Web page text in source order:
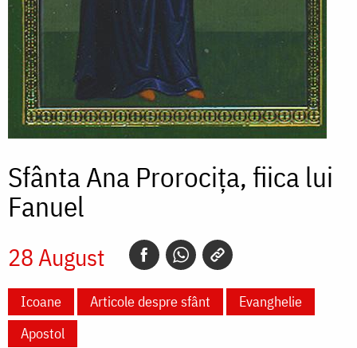
Sfânta Ana Prorocița, fiica lui
Fanuel
28 August
Icoane Articole despre sfânt
Evanghelie
Apostol